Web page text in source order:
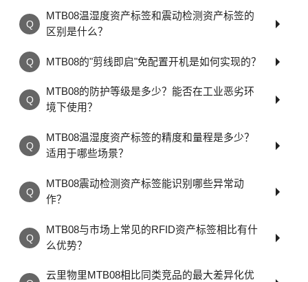
MTB08温湿度资产标签和震动检测资产标签的
区别是什么？
MTB08的"剪线即启"免配置开机是如何实现的？
MTB08的防护等级是多少？能否在工业恶劣环
境下使用？
MTB08温湿度资产标签的精度和量程是多少？
适用于哪些场景？
MTB08震动检测资产标签能识别哪些异常动
作？
MTB08与市场上常见的RFID资产标签相比有什
么优势？
云里物里MTB08相比同类竞品的最大差异化优